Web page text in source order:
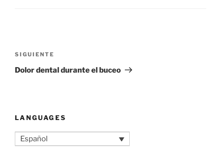
de
entradas
Siguiente
entrada
SIGUIENTE
Dolor dental durante el buceo
LANGUAGES
Español